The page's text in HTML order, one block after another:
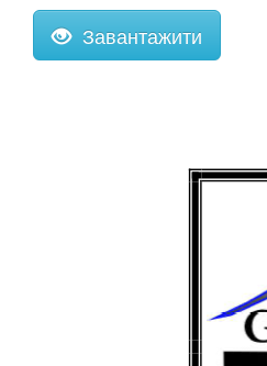
Завантажити